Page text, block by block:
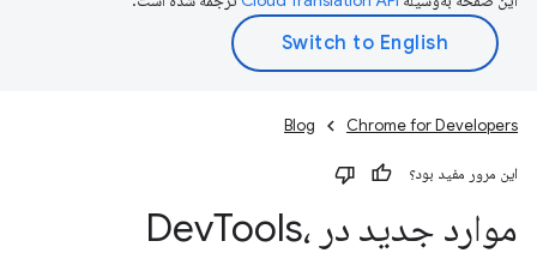
Chrome for Developers
Blog
این مرور مفید بود؟
موارد جدید در Dev Tools،